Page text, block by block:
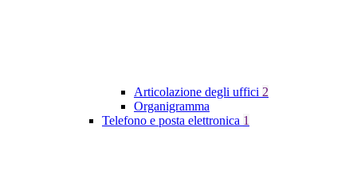
Articolazione degli uffici 2
Organigramma
Telefono e posta elettronica 1